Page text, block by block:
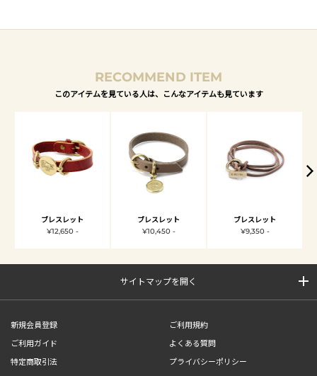
RECOMMEND ITEM
このアイテムを見ている人は、こんなアイテムも見ています
ブレスレット
¥12,650 -
ブレスレット
¥10,450 -
ブレスレット
¥9,350 -
サイトマップを開く
新規会員登録
ご利用規約
ご利用ガイド
よくある質問
特定商取引法
プライバシーポリシー